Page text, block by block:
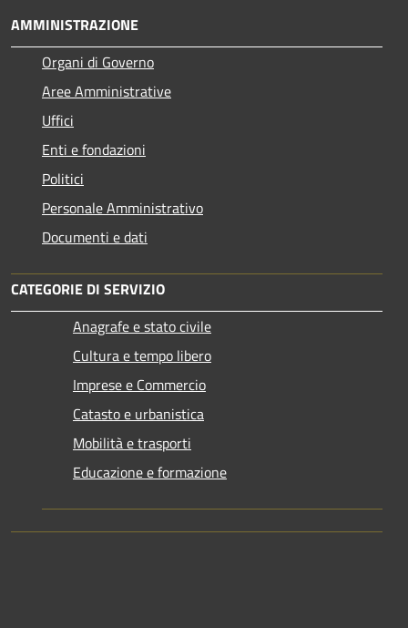
AMMINISTRAZIONE
Organi di Governo
Aree Amministrative
Uffici
Enti e fondazioni
Politici
Personale Amministrativo
Documenti e dati
CATEGORIE DI SERVIZIO
Anagrafe e stato civile
Cultura e tempo libero
Imprese e Commercio
Catasto e urbanistica
Mobilità e trasporti
Educazione e formazione